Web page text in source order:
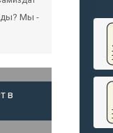
Мы -
в